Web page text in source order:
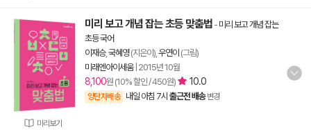
미리보기
미리 보고 개념 잡는 초등 맞춤법 - 미리 보고 개념 잡는
초등 국어
이재승, 국혜영(지은이), 우연이 (그림)
미래엔아이세움| 2015년 10월
8,100원 (10% 할인 / 450원) 10.0
양탄자배송 내일 아침 7시 출근전 배송 변경